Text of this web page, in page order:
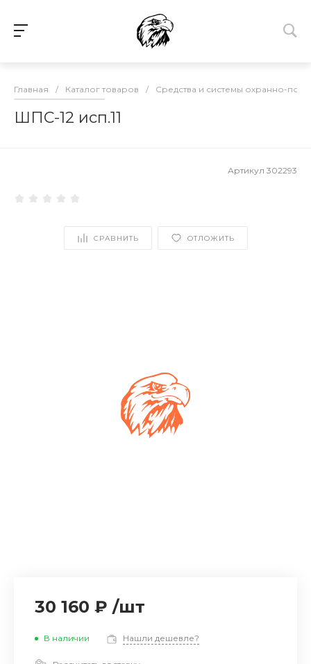
Главная / Каталог товаров / Средства и системы охранно-
ШПС-12 исп.11
Артикул 302293
СРАВНИТЬ ОТЛОЖИТЬ
30 160 ₽ /шт
В наличии Нашли дешевле?